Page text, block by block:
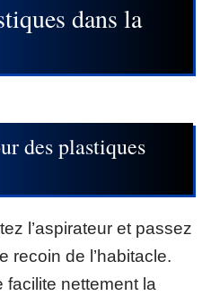
dans la
des plastiques
l’aspirateur et passez
recoin de l’habitacle.
nettement la